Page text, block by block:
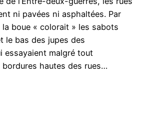
ni pavées ni asphaltées. Par
boue « colorait » les sabots
le bas des jupes des
essayaient malgré tout
bordures hautes des rues…